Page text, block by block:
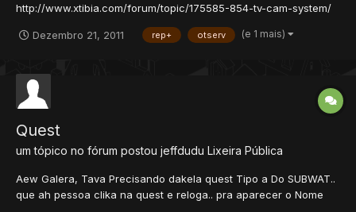
http://www.xtibia.com/forum/topic/175585-854-tv-cam-system/
pegou, e depois de um tempo o brun123 postou o server
absolutamente nada de sourc...
Dezembro 21, 2011 rep+ otserv (e 1 mais)
Quest
um tópico no fórum postou jeffdudu Lixeira Pública
Aew Galera, Tava Precisando dakela quest Tipo a Do SUBWAT..
que ah pessoa clika na quest e reloga.. pra aparecer o Nome